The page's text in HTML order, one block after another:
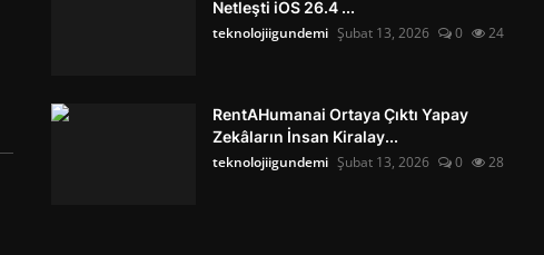
Netleşti iOS 26.4 ...
teknolojiigundemi Şubat 13, 2026 0 24
RentAHumanai Ortaya Çıktı Yapay
Zekâların İnsan Kiralay...
teknolojiigundemi Şubat 13, 2026 0 28